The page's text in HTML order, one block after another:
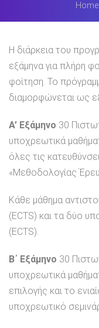
Home
Η διάρκεια του
εξάμηνα για πλήρη
φοίτηση. Το
διαμορφώνεται ως
Α’ Εξάμηνο 30
υποχρεωτικά
όλες τις
«Μεθοδολογίας
Κάθε μάθημα
(ECTS) και τα δύο
(ECTS).
Β΄ Εξάμηνο 30
υποχρεωτικά
επιλογής και το
υποχρεωτικό